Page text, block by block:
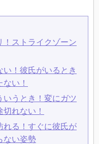
！ストライクゾーン
！彼氏がいるとき
い！
うとき！変にガツ
れない！
れる！すぐに彼氏が
ない姿勢